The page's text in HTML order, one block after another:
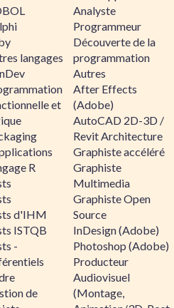
langages
et
R
d'IHM
ISTQB
-
de
Analyste
Programmeur
Découverte de la
programmation
Autres
After Effects
(Adobe)
AutoCAD 2D-3D /
Revit Architecture
Graphiste accéléré
Graphiste
Multimedia
Graphiste Open
Source
InDesign (Adobe)
Photoshop (Adobe)
Producteur
Audiovisuel
(Montage,